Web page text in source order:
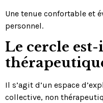
Une tenue confortable et
personnel.
Le cercle
Il s’agit d’un espace
collective, non